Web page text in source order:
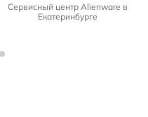
Сервисный центр Alienware в
Екатеринбурге